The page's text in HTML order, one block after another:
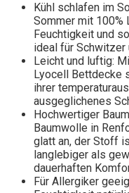
Kühl schlafen im
Sommer mit 100%
Feuchtigkeit und
ideal für Schwitzer
Leicht und luftig:
Lyocell Bettdecke
ihrer
ausgeglichenes
Hochwertiger
Baumwolle in
glatt an, der Stoff
langlebiger als
dauerhaften
Für Allergiker